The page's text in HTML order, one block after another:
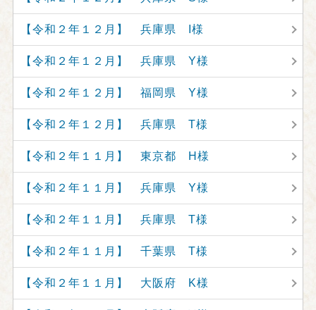
【令和２年１２月】 兵庫県 I様
【令和２年１２月】 兵庫県 Y様
【令和２年１２月】 福岡県 Y様
【令和２年１２月】 兵庫県 T様
【令和２年１１月】 東京都 H様
【令和２年１１月】 兵庫県 Y様
【令和２年１１月】 兵庫県 T様
【令和２年１１月】 千葉県 T様
【令和２年１１月】 大阪府 K様